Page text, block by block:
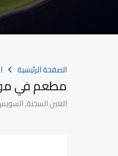
الصفحة الرئيسية
مطعم في
العين السخنة,